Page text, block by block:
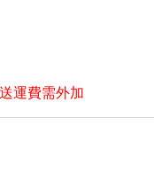
運費需外加